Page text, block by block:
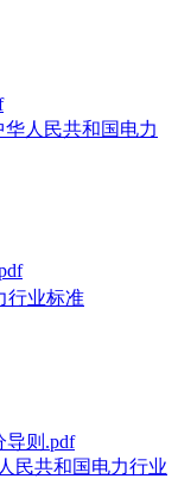
华人民共和国电力
行业标准
导则.pdf
民共和国电力行业